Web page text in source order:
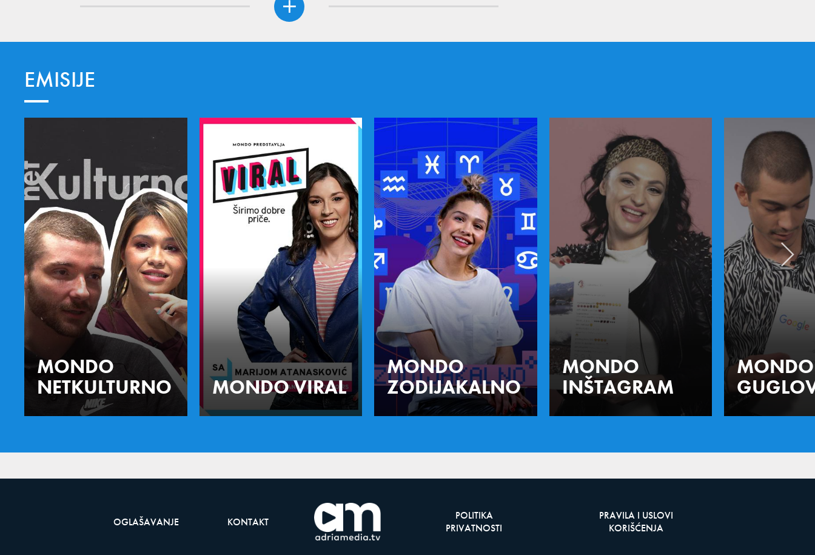
EMISIJE
MONDO
NETKULTURNO
MONDO VIRAL
MONDO
ZODIJAKALNO
MONDO
INŠTAGRAM
MONDO
OGLAŠAVANJE KONTAKT
POLITIKA
PRIVATNOSTI
PRAVILA I USLOVI
KORIŠĆENJA